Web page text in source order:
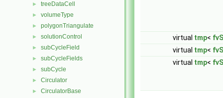
► treeDataCell
► volumeType
► polygonTriangulate
► solutionControl
► subCycleField
► subCycleFields
► subCycle
► Circulator
► CirculatorBase
virtual tmp<
virtual tmp<
virtual tmp<